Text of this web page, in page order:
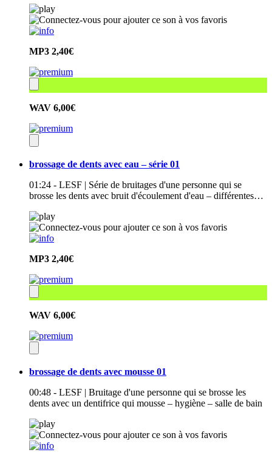
MP3 2,40€
WAV 6,00€
brossage de dents avec eau – série 01
01:24 - LESF | Série de bruitages d'une personne qui se
brosse les dents avec bruit d'écoulement d'eau – différentes…
MP3 2,40€
WAV 6,00€
brossage de dents avec mousse 01
00:48 - LESF | Bruitage d'une personne qui se brosse les
dents avec un dentifrice qui mousse – hygiène – salle de bain